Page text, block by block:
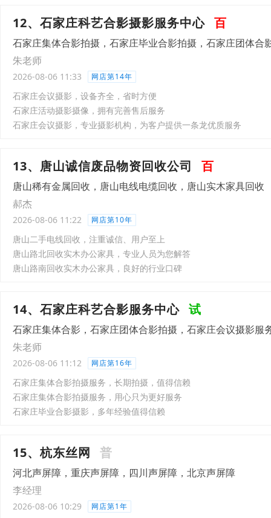
12、石家庄科艺合影摄影服务中心 百
石家庄集体合影拍摄，石家庄毕业合影拍摄，石家庄团体合
朱老师
2026-08-06 11:33 网店第14年
石家庄会议摄影，设备齐全，省时方便
石家庄活动摄影摄像，拥有完善售后服务
石家庄会议摄影，专业摄影机构，为客户提供一条龙优质服务
13、唐山诚信废品物资回收公司 百
唐山稀有金属回收，唐山电线电缆回收，唐山实木家具回收
郝杰
2026-08-06 11:22 网店第10年
唐山二手电线回收，注重诚信、用户至上
唐山路北回收实木办公家具，专业人员为您解答
唐山路南回收实木办公家具，良好的行业口碑
14、石家庄科艺合影服务中心 试
石家庄集体合影，石家庄团体合影拍摄，石家庄会议摄影服
朱老师
2026-08-06 11:12 网店第16年
石家庄集体合影拍摄服务，长期拍摄，值得信赖
石家庄集体合影拍摄服务，用心只为更好服务
石家庄毕业合影摄影，多年经验值得信赖
15、杭东丝网 普
河北声屏障，重庆声屏障，四川声屏障，北京声屏障
李经理
2026-08-06 10:29 网店第1年